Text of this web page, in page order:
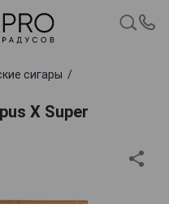
сигары
X Super